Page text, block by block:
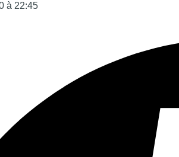
à 22:45